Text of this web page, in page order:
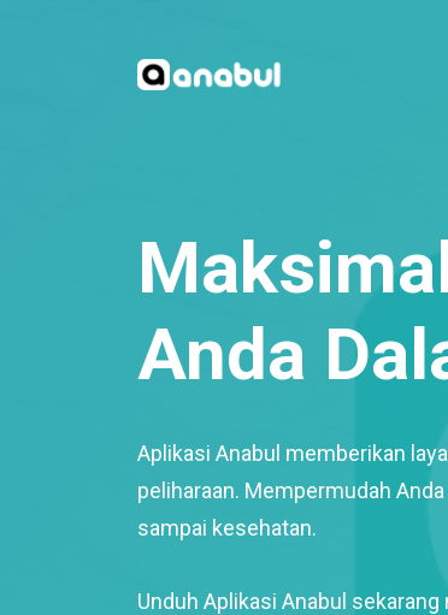
Anda
Aplikasi Anabul memberikan
peliharaan. Mempermudah
sampai kesehatan.
Unduh Aplikasi Anabul